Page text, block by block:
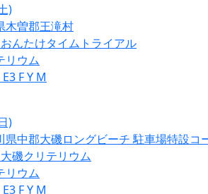
)
木曽郡王滝村
んたけタイムトライアル
リウム
E3 FY M
)
県中郡大磯ロングビーチ 駐車場特設コ
磯クリテリウム
リウム
E3 FY M